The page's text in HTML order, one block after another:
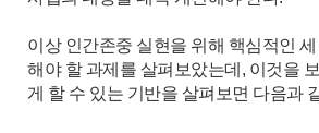
이상 인간존중 실현을 위해 핵심적인
해야 할 과제를 살펴보았는데, 이것을
게 할 수 있는 기반을 살펴보면 다음과